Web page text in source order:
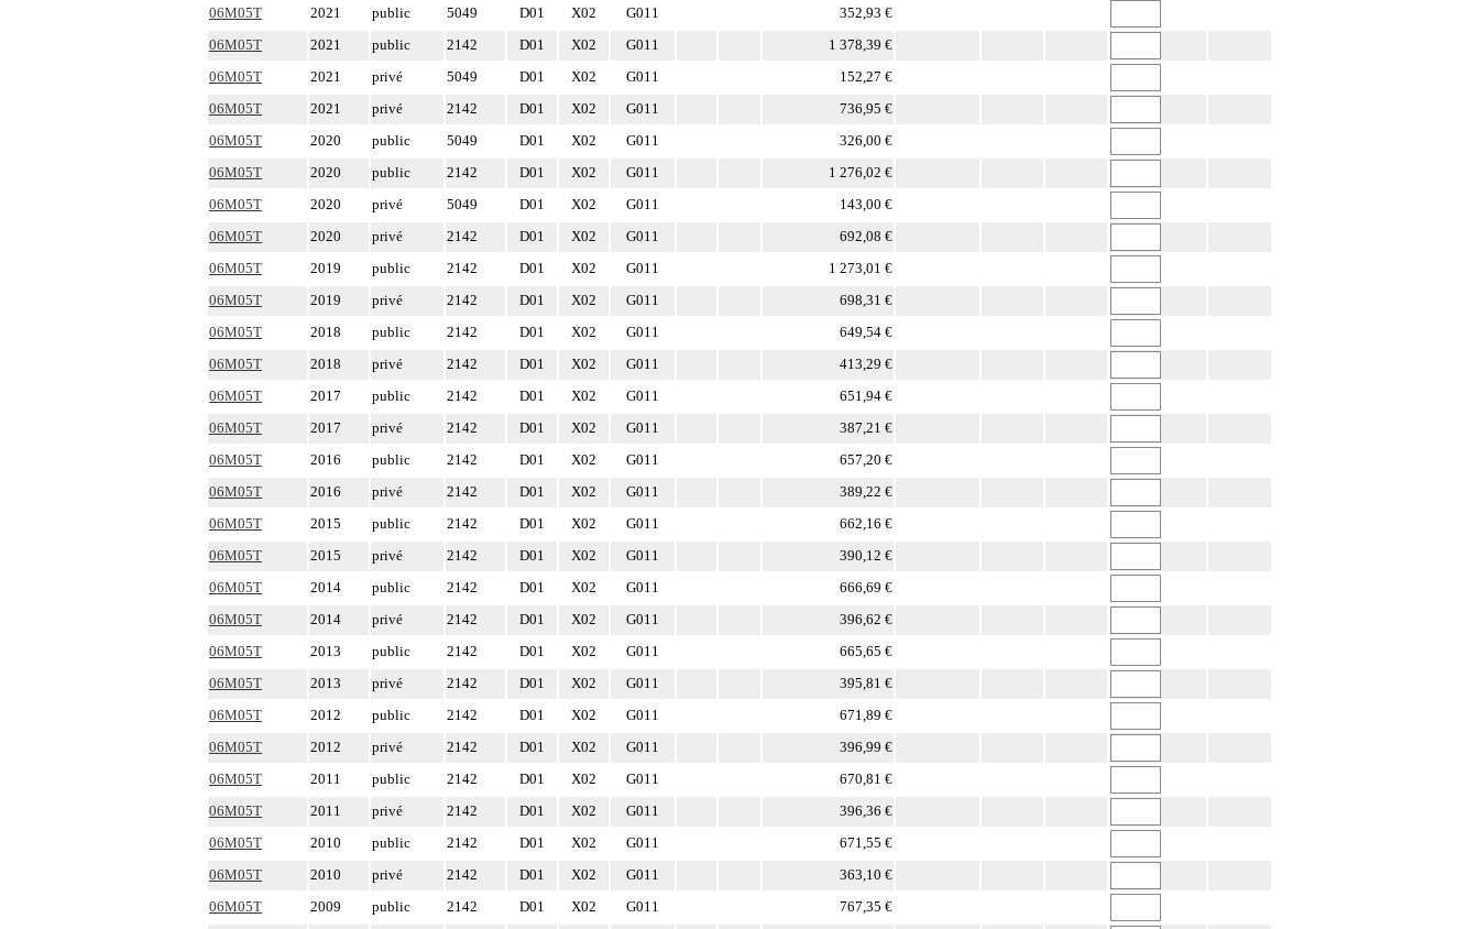
06M05T
2021 public 5049 D01 X02 G011
352,93 €
06M05T
2021 public 2142 D01 X02 G011
1 378,39 €
06M05T
2021 privé 5049 D01 X02 G011
152,27 €
06M05T
2021 privé 2142 D01 X02 G011
736,95 €
06M05T
2020 public 5049 D01 X02 G011
326,00 €
06M05T
2020 public 2142 D01 X02 G011
1 276,02 €
06M05T
2020 privé 5049 D01 X02 G011
143,00 €
06M05T
2020 privé 2142 D01 X02 G011
692,08 €
06M05T
2019 public 2142 D01 X02 G011
1 273,01 €
06M05T
2019 privé 2142 D01 X02 G011
698,31 €
06M05T
2018 public 2142 D01 X02 G011
649,54 €
06M05T
2018 privé 2142 D01 X02 G011
413,29 €
06M05T
2017 public 2142 D01 X02 G011
651,94 €
06M05T
2017 privé 2142 D01 X02 G011
387,21 €
06M05T
2016 public 2142 D01 X02 G011
657,20 €
06M05T
2016 privé 2142 D01 X02 G011
389,22 €
06M05T
2015 public 2142 D01 X02 G011
662,16 €
06M05T
2015 privé 2142 D01 X02 G011
390,12 €
06M05T
2014 public 2142 D01 X02 G011
666,69 €
06M05T
2014 privé 2142 D01 X02 G011
396,62 €
06M05T
2013 public 2142 D01 X02 G011
665,65 €
06M05T
2013 privé 2142 D01 X02 G011
395,81 €
06M05T
2012 public 2142 D01 X02 G011
671,89 €
06M05T
2012 privé 2142 D01 X02 G011
396,99 €
06M05T
2011 public 2142 D01 X02 G011
670,81 €
06M05T
2011 privé 2142 D01 X02 G011
396,36 €
06M05T
2010 public 2142 D01 X02 G011
671,55 €
06M05T
2010 privé 2142 D01 X02 G011
363,10 €
06M05T
2009 public 2142 D01 X02 G011
767,35 €